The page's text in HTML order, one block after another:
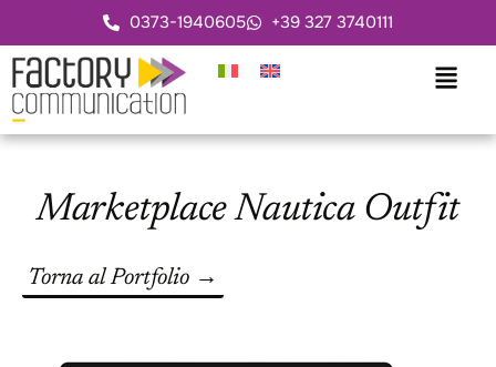
0373-1940605 +39 327 3740111
Marketplace Nautica Outfit
Torna al Portfolio →